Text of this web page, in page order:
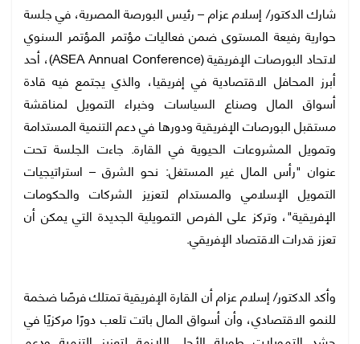
شارك الدكتور/ إسلام عزام – رئيس البورصة المصرية، في جلسة
حوارية رفيعة المستوى ضمن فعاليات مؤتمر المؤتمر السنوي
لاتحاد البورصات الإفريقية (ASEA Annual Conference)، أحد
أبرز المحافل الاقتصادية في إفريقيا، والذي يجتمع فيه قادة
أسواق المال وصناع السياسات وخبراء التمويل لمناقشة
مستقبل البورصات الإفريقية ودورها في دعم التنمية المستدامة
وتمويل المشروعات الحيوية في القارة. جاءت الجلسة تحت
عنوان "رأس المال غير المستغل: نحو الشرق – استراتيجيات
التمويل الإسلامي والمستدام لتعزيز الشركات والحكومات
الإفريقية"، وتركز على الفرص التمويلية الجديدة التي يمكن أن
تعزز قدرات الاقتصاد الإفريقي.
وأكد الدكتور/ إسلام عزام أن القارة الإفريقية تمتلك فرصًا ضخمة
للنمو الاقتصادي، وأن أسواق المال باتت تلعب دورًا مركزيًا في